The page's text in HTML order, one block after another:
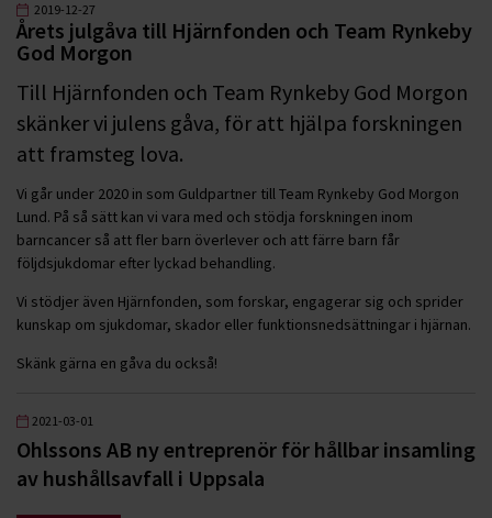
2019-12-27
Årets julgåva till Hjärnfonden och Team Rynkeby
God Morgon
Till Hjärnfonden och Team Rynkeby God Morgon
skänker vi julens gåva, för att hjälpa forskningen
att framsteg lova.
Vi går under 2020 in som Guldpartner till Team Rynkeby God Morgon
Lund. På så sätt kan vi vara med och stödja forskningen inom
barncancer så att fler barn överlever och att färre barn får
följdsjukdomar efter lyckad behandling.
Vi stödjer även Hjärnfonden, som forskar, engagerar sig och sprider
kunskap om sjukdomar, skador eller funktionsnedsättningar i hjärnan.
Skänk gärna en gåva du också!
2021-03-01
Ohlssons AB ny entreprenör för hållbar insamling
av hushållsavfall i Uppsala